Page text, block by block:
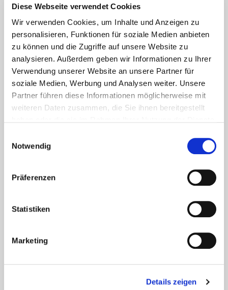
Diese Webseite verwendet Cookies
Wir verwenden Cookies, um Inhalte und Anzeigen zu
personalisieren, Funktionen für soziale Medien anbieten
zu können und die Zugriffe auf unsere Website zu
analysieren. Außerdem geben wir Informationen zu Ihrer
Verwendung unserer Website an unsere Partner für
soziale Medien, Werbung und Analysen weiter. Unsere
Partner führen diese Informationen möglicherweise mit
weiteren Daten zusammen, die Sie ihnen bereitgestellt
Notwendig
Präferenzen
Statistiken
Marketing
Details zeigen
Lesetipps
UNSERE EMPFEHLUNGEN
Coronavirus in Norwegen –
Ansteckungsgefahren aus dem